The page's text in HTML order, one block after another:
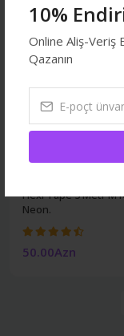
10%
Online Aliş-Veriş
Qazanın
Flexi Tape 5 Metr M
Neon.
50.00Azn